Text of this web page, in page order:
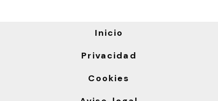
Inicio
Privacidad
Cookies